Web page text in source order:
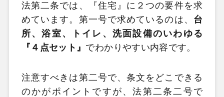
法第二条では、『住宅』に２つの要件を求
めています。第一号で求めているのは、 台
所、浴室、トイレ、洗面設備のいわゆる
『４点セット』 でわかりやすい内容です。
注意すべきは第二号で、条文をどこできる
のかがポイントですが、法第二条二号で